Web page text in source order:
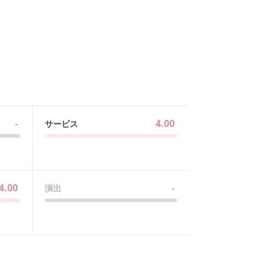
- サービス 4.00
演出 -